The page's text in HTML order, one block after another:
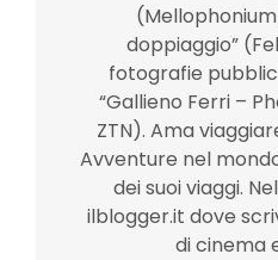
doppiaggio”
fotografie
“Gallieno Ferri –
ZTN). Ama
Avventure nel
dei suoi viaggi.
ilblogger.it dove
di cinema